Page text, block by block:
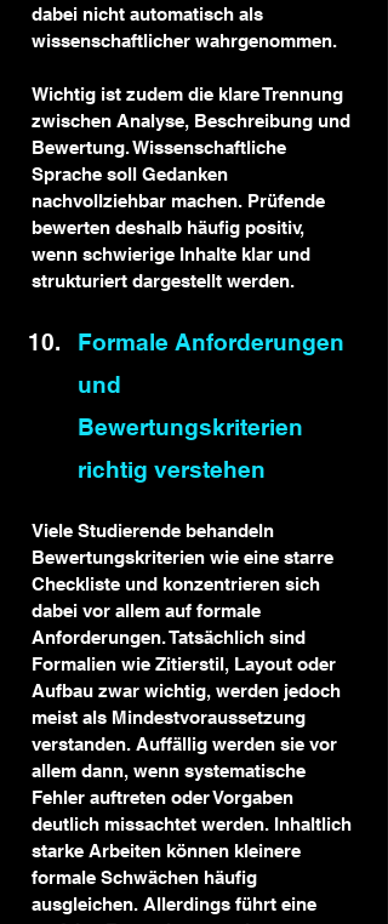
dabei nicht automatisch als
wissenschaftlicher wahrgenommen.
Wichtig ist zudem die klare Trennung
zwischen Analyse, Beschreibung und
Bewertung. Wissenschaftliche
Sprache soll Gedanken
nachvollziehbar machen. Prüfende
bewerten deshalb häufig positiv,
wenn schwierige Inhalte klar und
strukturiert dargestellt werden.
Formale Anforderungen
und
Bewertungskriterien
richtig verstehen
Viele Studierende behandeln
Bewertungskriterien wie eine starre
Checkliste und konzentrieren sich
dabei vor allem auf formale
Anforderungen. Tatsächlich sind
Formalien wie Zitierstil, Layout oder
Aufbau zwar wichtig, werden jedoch
meist als Mindestvoraussetzung
verstanden. Auffällig werden sie vor
allem dann, wenn systematische
Fehler auftreten oder Vorgaben
deutlich missachtet werden. Inhaltlich
starke Arbeiten können kleinere
formale Schwächen häufig
ausgleichen. Allerdings führt eine